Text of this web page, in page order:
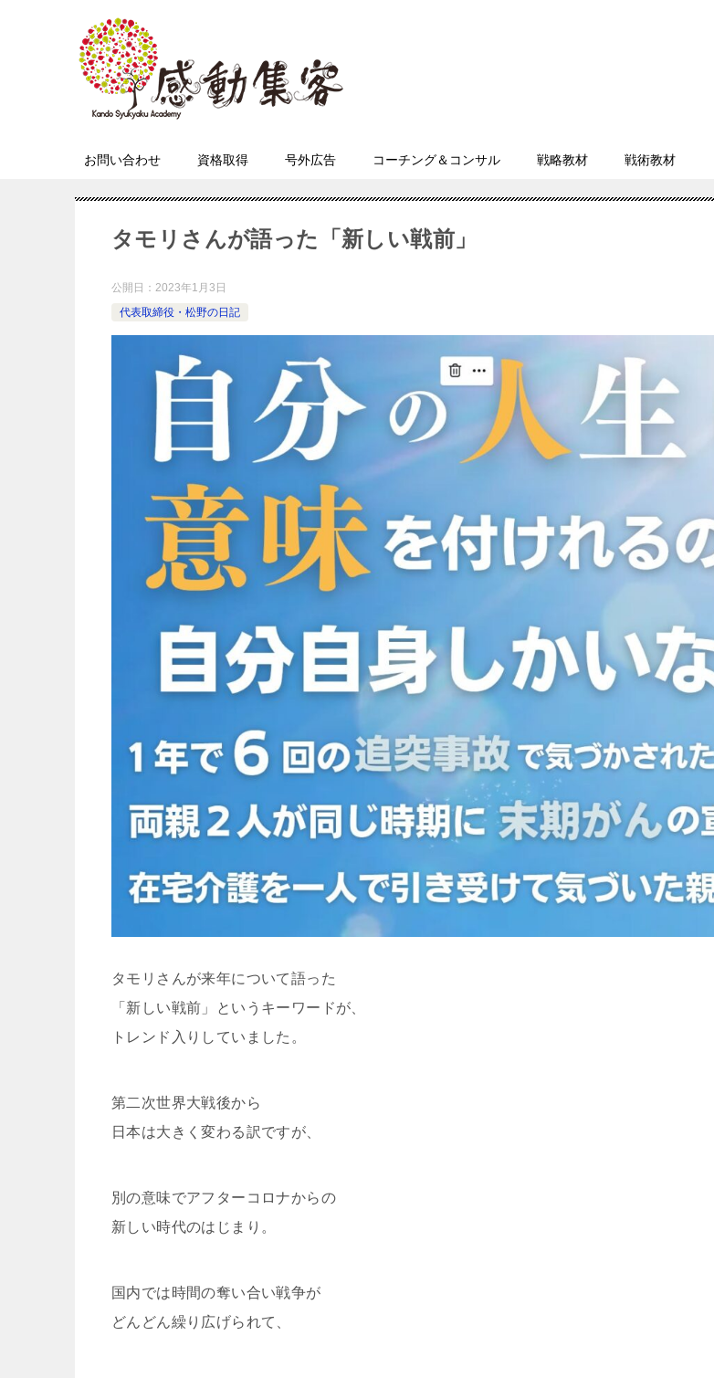
お問い合わせ 資格取得 号外広告 コーチング＆コンサル 戦略教材 戦術教材
タモリさんが語った「新しい戦前」
公開日： 2023年1月3日
代表取締役・松野の日記
タモリさんが来年について語った
「新しい戦前」というキーワードが、
トレンド入りしていました。
第二次世界大戦後から
日本は大きく変わる訳ですが、
別の意味でアフターコロナからの
新しい時代のはじまり。
国内では時間の奪い合い戦争が
どんどん繰り広げられて、